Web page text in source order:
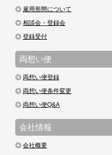
雇用形態について
相談会・登録会
登録受付
両想い便
両想い便登録
両想い便条件変更
両想い便Q&A
会社情報
会社概要